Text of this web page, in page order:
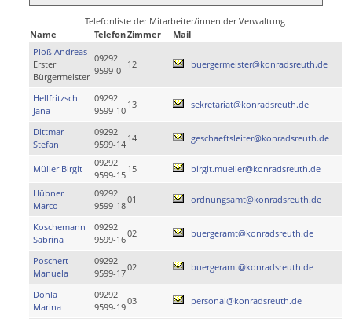
Telefonliste der Mitarbeiter/innen der Verwaltung
Name
TelefonZimmer
Mail
Ploß Andreas
Erster
Bürgermeister
09292
9599-0
12 buergermeister@konradsreuth.de
Hellfritzsch
Jana
09292
9599-10
13 sekretariat@konradsreuth.de
Dittmar
Stefan
09292
9599-14
14 geschaeftsleiter@konradsreuth.de
Müller Birgit
09292
9599-15
15 birgit.mueller@konradsreuth.de
Hübner
Marco
09292
9599-18
01 ordnungsamt@konradsreuth.de
Koschemann
Sabrina
09292
9599-16
02 buergeramt@konradsreuth.de
Poschert
Manuela
09292
9599-17
02 buergeramt@konradsreuth.de
Döhla
Marina
09292
9599-19
03 personal@konradsreuth.de